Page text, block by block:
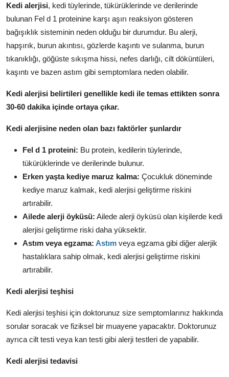
Kedi alerjisi, kedi tüylerinde, tükürüklerinde ve derilerinde
bulunan Fel d 1 proteinine karşı aşırı reaksiyon gösteren
bağışıklık sisteminin neden olduğu bir durumdur. Bu alerji,
hapşırık, burun akıntısı, gözlerde kaşıntı ve sulanma, burun
tıkanıklığı, göğüste sıkışma hissi, nefes darlığı, cilt döküntüleri,
kaşıntı ve bazen astım gibi semptomlara neden olabilir.
Kedi alerjisi belirtileri genellikle kedi ile temas ettikten sonra
30-60 dakika içinde ortaya çıkar.
Kedi alerjisine neden olan bazı faktörler şunlardır
Fel d 1 proteini: Bu protein, kedilerin tüylerinde,
tükürüklerinde ve derilerinde bulunur.
Erken yaşta kediye maruz kalma: Çocukluk döneminde
kediye maruz kalmak, kedi alerjisi geliştirme riskini
artırabilir.
Ailede alerji öyküsü: Ailede alerji öyküsü olan kişilerde kedi
alerjisi geliştirme riski daha yüksektir.
Astım veya egzama: Astım veya egzama gibi diğer alerjik
hastalıklara sahip olmak, kedi alerjisi geliştirme riskini
artırabilir.
Kedi alerjisi teşhisi
Kedi alerjisi teşhisi için doktorunuz size semptomlarınız hakkında
sorular soracak ve fiziksel bir muayene yapacaktır. Doktorunuz
ayrıca cilt testi veya kan testi gibi alerji testleri de yapabilir.
Kedi alerjisi tedavisi